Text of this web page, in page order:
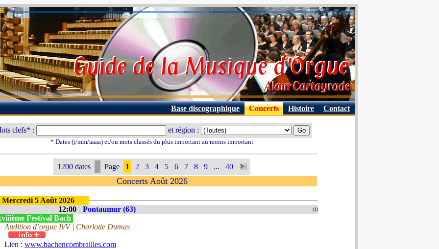
Base discographique Concerts Histoire Contact
clefs* : et région :
* Dates (j/mm/aaaa) et/ou mots classés du plus important au moins important
1200 dates Page 1 2 3 4 5 6 7 8 9 ... 40
Concerts Août 2026
Mercredi 5 Août 2026
12:00
Pontaumur (63) (1)
Festival Bach
Audition d’orgue Ii/V | Charlotte Dumas
Lien : www.bachencombrailles.com